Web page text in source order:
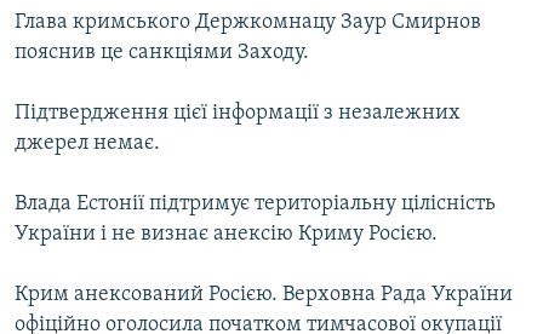
Глава кримського Держкомнацу Заур Смирнов
пояснив це санкціями Заходу.
Підтвердження цієї інформації з незалежних
джерел немає.
Влада Естонії підтримує територіальну цілісність
України і не визнає анексію Криму Росією.
Крим анексований Росією. Верховна Рада України
офіційно оголосила початком тимчасової окупації